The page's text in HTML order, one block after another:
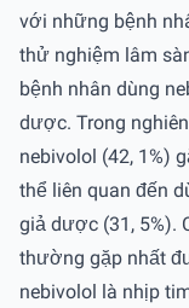
với những bệnh
thử nghiệm lâm
bệnh nhân dùng
dược. Trong
nebivolol (42, 1%)
thể liên quan đến
giả dược (31, 5%).
thường gặp nhất
nebivolol là nhịp